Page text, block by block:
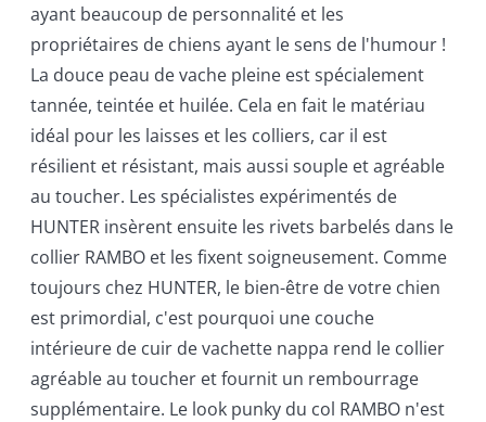
ayant beaucoup de personnalité et les
propriétaires de chiens ayant le sens de l'humour !
La douce peau de vache pleine est spécialement
tannée, teintée et huilée. Cela en fait le matériau
idéal pour les laisses et les colliers, car il est
résilient et résistant, mais aussi souple et agréable
au toucher. Les spécialistes expérimentés de
HUNTER insèrent ensuite les rivets barbelés dans le
collier RAMBO et les fixent soigneusement. Comme
toujours chez HUNTER, le bien-être de votre chien
est primordial, c'est pourquoi une couche
intérieure de cuir de vachette nappa rend le collier
agréable au toucher et fournit un rembourrage
supplémentaire. Le look punky du col RAMBO n'est